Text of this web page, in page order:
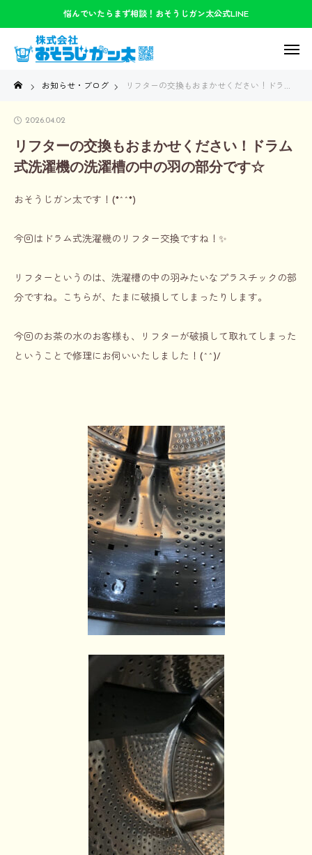
悩んでいたらまず相談！おそうじガン太公式LINE
お知らせ・ブログ リフターの交換もおまかせください！ドラム式洗濯機の洗濯槽の中の羽の部分です☆
2026.04.02
リフターの交換もおまかせください！ドラム
式洗濯機の洗濯槽の中の羽の部分です☆
おそうじガン太です！(*^^*)
今回はドラム式洗濯機のリフター交換ですね！✨
リフターというのは、洗濯槽の中の羽みたいなプラスチックの部
分ですね。こちらが、たまに破損してしまったりします。
今回のお茶の水のお客様も、リフターが破損して取れてしまった
ということで修理にお伺いいたしました！(^^)/